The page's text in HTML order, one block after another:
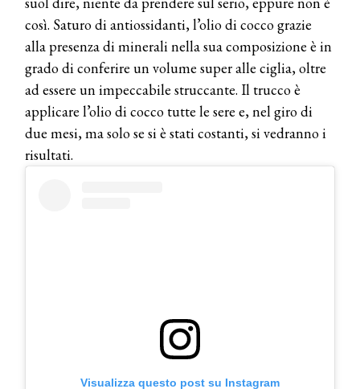
così. Saturo di antiossidanti, l’olio di cocco grazie
alla presenza di minerali nella sua composizione è in
grado di conferire un volume super alle ciglia, oltre
ad essere un impeccabile struccante. Il trucco è
applicare l’olio di cocco tutte le sere e, nel giro di
due mesi, ma solo se si è stati costanti, si vedranno i
risultati.
Visualizza questo post su Instagram